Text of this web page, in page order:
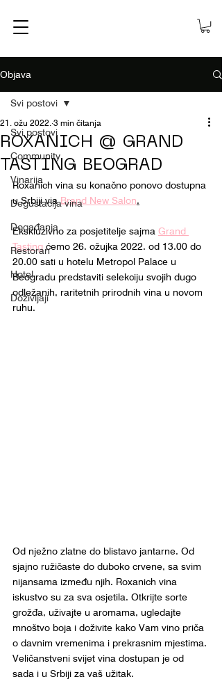
Objava
Svi postovi
Community
Vinarija
Degustacija vina
Događanja
Restoran
Hotel
Doživljaji
Svi postovi
ROXANICH @ GRAND
TASTING BEOGRAD
21. ožu 2022. 3 min čitanja
Roxanich vina su konačno ponovo dostupna
u Srbiji via Brand New Salon.
Ekskluzivno za posjetitelje sajma Grand
Tasting ćemo 26. ožujka 2022. od 13.00 do
20.00 sati u hotelu Metropol Palace u
Beogradu predstaviti selekciju svojih dugo
odležanih, raritetnih prirodnih vina u novom
ruhu.
Od nježno zlatne do blistavo jantarne. Od
sjajno ružičaste do duboko crvene, sa svim
nijansama između njih. Roxanich vina
iskustvo su za sva osjetila. Otkrijte sorte
grožđa, uživajte u aromama, ugledajte
mnoštvo boja i doživite kako Vam vino priča
o davnim vremenima i prekrasnim mjestima.
Veličanstveni svijet vina dostupan je od
sada i u Srbiji za vaš užitak.